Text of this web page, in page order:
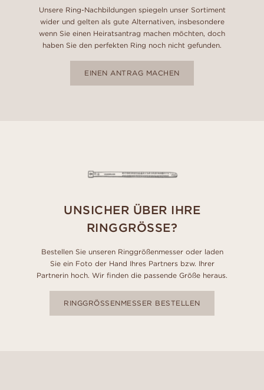
Unsere Ring-Nachbildungen spiegeln unser Sortiment
wider und gelten als gute Alternativen, insbesondere
wenn Sie einen Heiratsantrag machen möchten, doch
haben Sie den perfekten Ring noch nicht gefunden.
EINEN ANTRAG MACHEN
UNSICHER ÜBER IHRE
RINGGRÖSSE?
Bestellen Sie unseren Ringgrößenmesser oder laden
Sie ein Foto der Hand Ihres Partners bzw. Ihrer
Partnerin hoch. Wir finden die passende Größe heraus.
RINGGRÖSSENMESSER BESTELLEN